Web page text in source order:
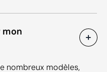
nombreux modèles,